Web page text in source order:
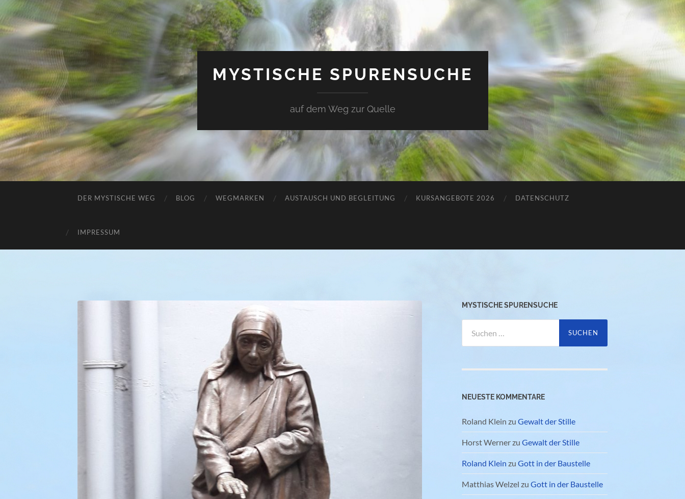
MYSTISCHE SPURENSUCHE
auf dem Weg zur Quelle
DER MYSTISCHE WEG BLOG WEGMARKEN AUSTAUSCH UND BEGLEITUNG KURSANGEBOTE 2026 DATENSCHUTZ
IMPRESSUM
MYSTISCHE SPURENSUCHE
nach:
NEUESTE KOMMENTARE
Roland Klein zu Gewalt der Stille
Horst Wernerzu Gewalt der Stille
Roland Klein zu Gott in der Baustelle
Matthias Welzel zu Gott in der Baustelle